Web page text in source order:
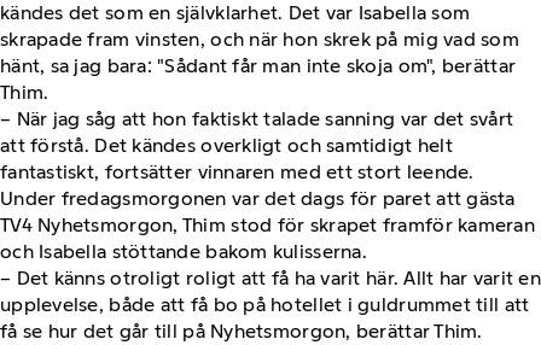
kändes det som en självklarhet. Det var Isabella som
skrapade fram vinsten, och när hon skrek på mig vad som
hänt, sa jag bara: "Sådant får man inte skoja om", berättar
Thim.
– När jag såg att hon faktiskt talade sanning var det svårt
att förstå. Det kändes overkligt och samtidigt helt
fantastiskt, fortsätter vinnaren med ett stort leende.
Under fredagsmorgonen var det dags för paret att gästa
TV4 Nyhetsmorgon, Thim stod för skrapet framför kameran
och Isabella stöttande bakom kulisserna.
– Det känns otroligt roligt att få ha varit här. Allt har varit en
upplevelse, både att få bo på hotellet i guldrummet till att
få se hur det går till på Nyhetsmorgon, berättar Thim.